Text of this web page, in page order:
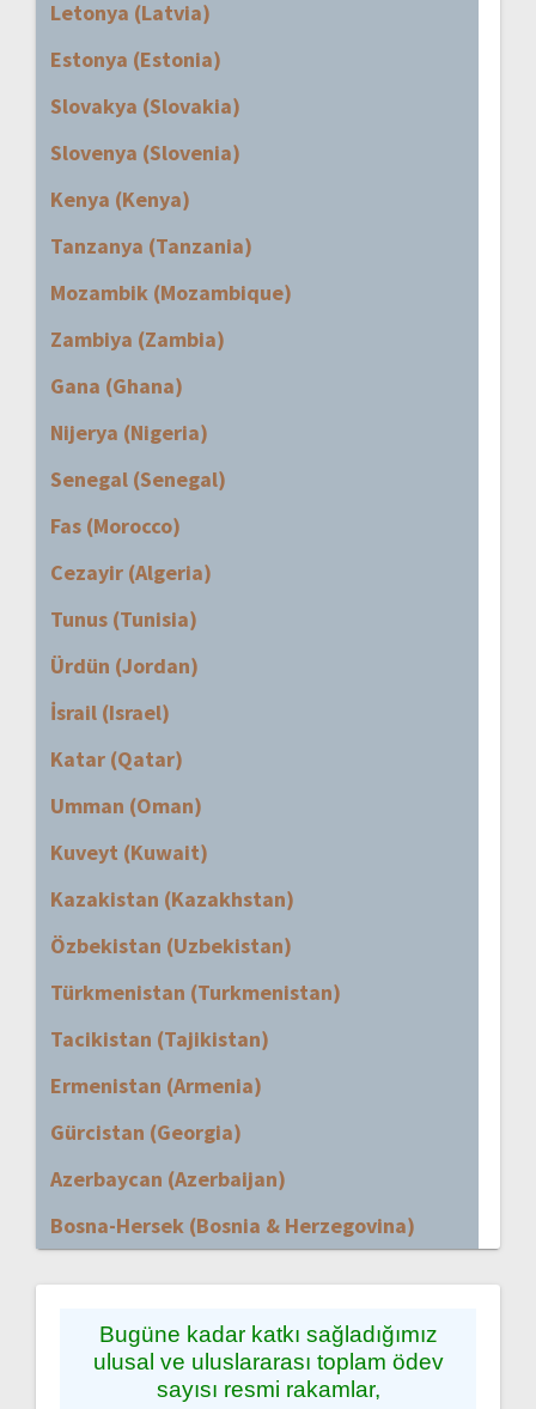
Letonya (Latvia)
Estonya (Estonia)
Slovakya (Slovakia)
Slovenya (Slovenia)
Kenya (Kenya)
Tanzanya (Tanzania)
Mozambik (Mozambique)
Zambiya (Zambia)
Gana (Ghana)
Nijerya (Nigeria)
Senegal (Senegal)
Fas (Morocco)
Cezayir (Algeria)
Tunus (Tunisia)
Ürdün (Jordan)
İsrail (Israel)
Katar (Qatar)
Umman (Oman)
Kuveyt (Kuwait)
Kazakistan (Kazakhstan)
Özbekistan (Uzbekistan)
Türkmenistan (Turkmenistan)
Tacikistan (Tajikistan)
Ermenistan (Armenia)
Gürcistan (Georgia)
Azerbaycan (Azerbaijan)
Bosna-Hersek (Bosnia & Herzegovina)
Bugüne kadar katkı sağladığımız
ulusal ve uluslararası toplam ödev
sayısı resmi rakamlar,